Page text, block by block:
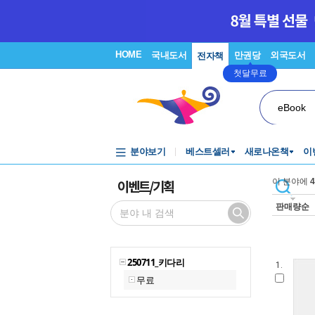
HOME 국내도서 전자책 만권당
첫달무료
외국도서
eBook
분야보기 베스트셀러 새로나온책 이
이벤트/기획
250711_키다리
무료
이 분야에 4
판매량순
1.